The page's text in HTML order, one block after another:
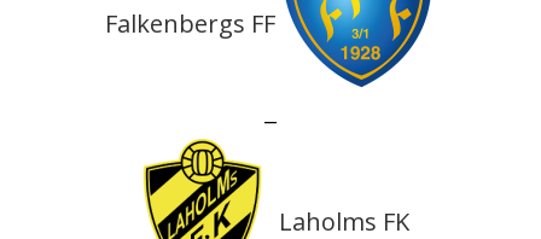
Falkenbergs FF
—
Laholms FK